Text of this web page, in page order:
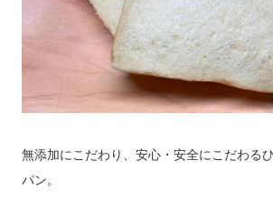
無添加にこだわり、安心・安全にこだわる
パン。